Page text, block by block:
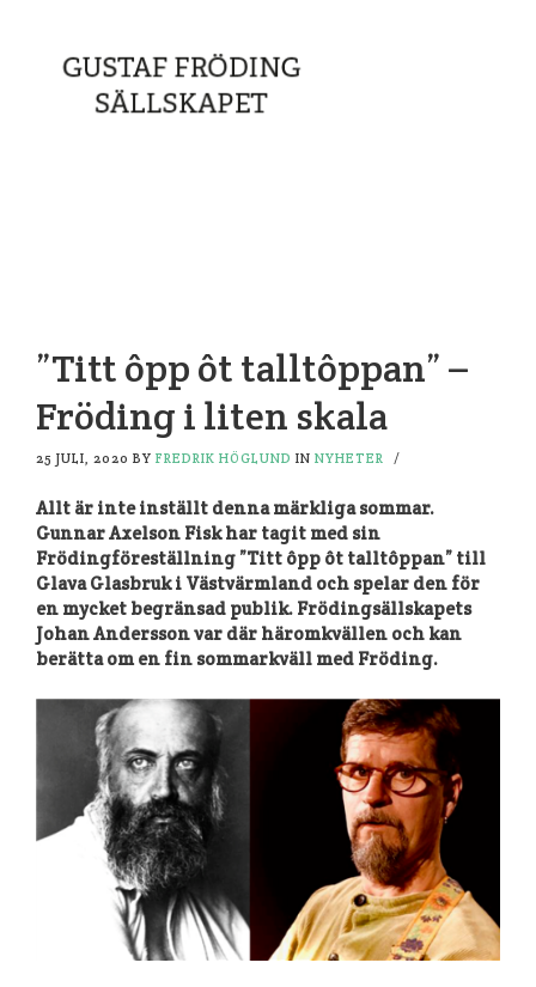
”Titt ôpp ôt talltôppan” –
Fröding i liten skala
25 JULI, 2020 BY FREDRIK HÖGLUND IN NYHETER /
Allt är inte inställt denna märkliga sommar.
Gunnar Axelson Fisk har tagit med sin
Frödingföreställning ”Titt ôpp ôt talltôppan” till
Glava Glasbruk i Västvärmland och spelar den för
en mycket begränsad publik. Frödingsällskapets
Johan Andersson var där häromkvällen och kan
berätta om en fin sommarkväll med Fröding.